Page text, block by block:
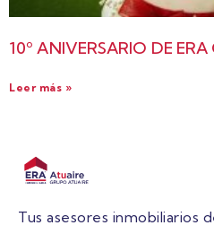
10º ANIVERSARIO DE
Leer más »
Tus asesores inmobiliarios